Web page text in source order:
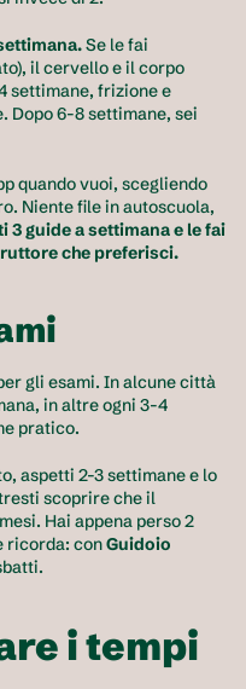
Se le fai
il cervello e il corpo
settimane, frizione e
Dopo 6-8 settimane, sei
quando vuoi, scegliendo
Niente file in autoscuola,
3 guide a settimana e le fai
che preferisci.
gli esami. In alcune città
in altre ogni 3-4
pratico.
aspetti 2-3 settimane e lo
scoprire che il
Hai appena perso 2
ricorda: con Guidoio
i tempi